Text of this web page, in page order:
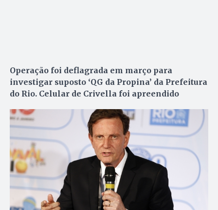
Operação foi deflagrada em março para
investigar suposto ‘QG da Propina’ da Prefeitura
do Rio. Celular de Crivella foi apreendido